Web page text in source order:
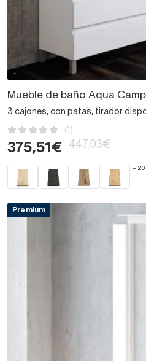
Mueble de baño Aqua
3 cajones, con patas, tirador
(1)
375,51€ 447,03€
+ 20
Premium